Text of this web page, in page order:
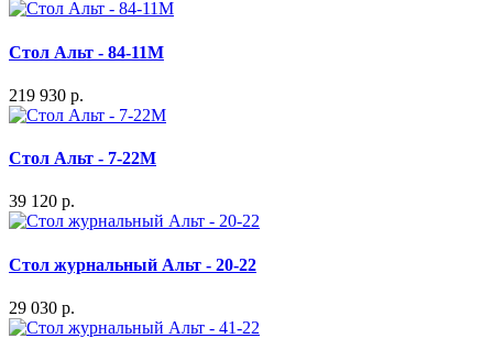
Стол Альт - 84-11M
219 930 р.
Стол Альт - 7-22M
39 120 р.
Стол журнальный Альт - 20-22
29 030 р.